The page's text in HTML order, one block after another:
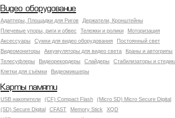
Видео оборудование
Адаптеры, Площадки для Ригов
Держатели, Кронштейны
Плечевые упоры, риги и обвес
Тележки и ролики
Моторизация
Аксессуары
Сумки для видео оборудования
Постоянный свет
Видеомониторы
Аккумуляторы для видео света
Краны и автогрипы
Телесуфлеры
Видеорекордеры Слайдеры
Стабилизаторы и
Клетки для съёмки
Видеомикшеры
Карты памяти
USB накопители (CF) Compact Flash
(Micro SD) Micro Secure Digital
(SD) Secure Digital
CFAST Memory Stick
XQD